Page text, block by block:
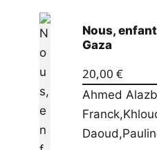
Nous,
Gaza
20,00 €
Ahmed
Franck,
Daoud,